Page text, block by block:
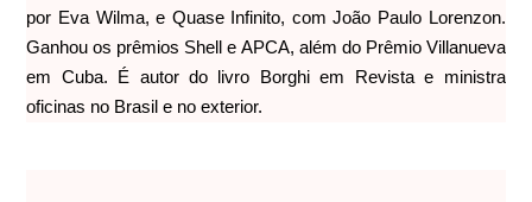
por Eva Wilma, e Quase Infinito, com João Paulo Lorenzon.
Ganhou os prêmios Shell e APCA, além do Prêmio Villanueva
em Cuba. É autor do livro Borghi em Revista e ministra
oficinas no Brasil e no exterior.